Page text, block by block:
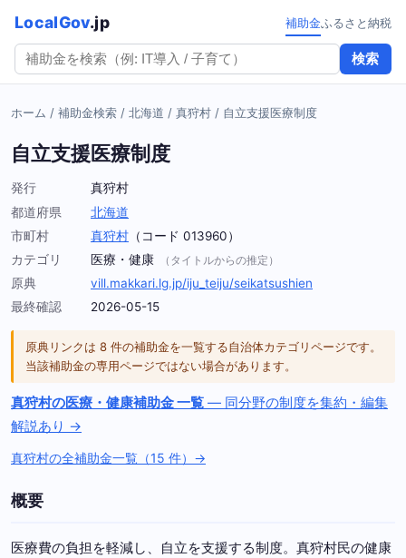
LocalGov.jp
検索
補助金ふるさと納税
ホーム / 補助金検索 / 北海道 / 真狩村 / 自立支援医療制度
自立支援医療制度
発行
真狩村
都道府県
北海道
市町村
真狩村 （コード 013960）
カテゴリ
医療・健康 （タイトルからの推定）
原典
vill.makkari.lg.jp/iju_teiju/seikatsushien
最終確認
2026-05-15
原典リンクは 8 件の補助金を一覧する自治体カテゴリページです。
当該補助金の専用ページではない場合があります。
真狩村の医療・健康補助金 一覧 — 同分野の制度を集約・編集
解説あり →
真狩村の全補助金一覧（15 件）→
概要
医療費の負担を軽減し、自立を支援する制度。真狩村民の健康